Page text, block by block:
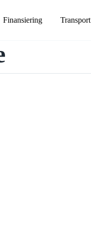
Finansiering Transport